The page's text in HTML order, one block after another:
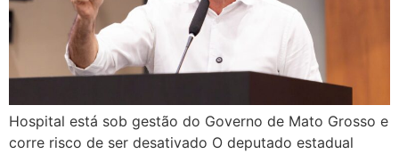
Hospital está sob gestão do Governo de Mato Grosso e
corre risco de ser desativado O deputado estadual